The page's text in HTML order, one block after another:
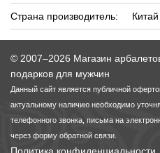
Страна производитель: Китай
© 2007–2026 Магазин
подарков для мужчин
Данный сайт является публичной
актуальному наличию необходимо
телефонного звонка, письма на
через форму обратной связи.